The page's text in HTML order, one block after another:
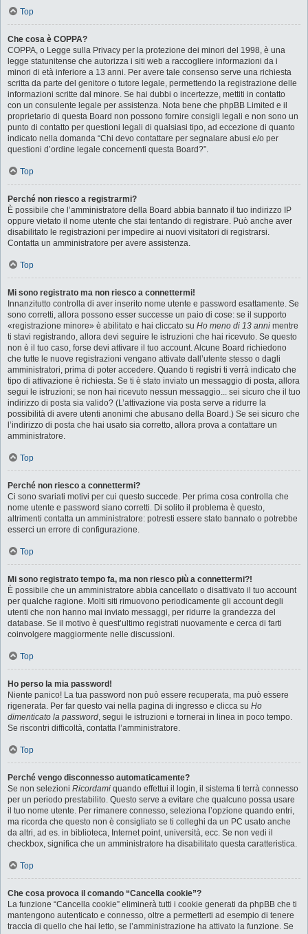
Top
Che cosa è COPPA?
COPPA, o Legge sulla Privacy per la protezione dei minori del 1998, è una
legge statunitense che autorizza i siti web a raccogliere informazioni da i
minori di età inferiore a 13 anni. Per avere tale consenso serve una richiesta
scritta da parte del genitore o tutore legale, permettendo la registrazione delle
informazioni scritte dal minore. Se hai dubbi o incertezze, mettiti in contatto
con un consulente legale per assistenza. Nota bene che phpBB Limited e il
proprietario di questa Board non possono fornire consigli legali e non sono un
punto di contatto per questioni legali di qualsiasi tipo, ad eccezione di quanto
indicato nella domanda “Chi devo contattare per segnalare abusi e/o per
questioni d’ordine legale concernenti questa Board?”.
Top
Perché non riesco a registrarmi?
È possibile che l’amministratore della Board abbia bannato il tuo indirizzo IP
oppure vietato il nome utente che stai tentando di registrare. Può anche aver
disabilitato le registrazioni per impedire ai nuovi visitatori di registrarsi.
Contatta un amministratore per avere assistenza.
Top
Mi sono registrato ma non riesco a connettermi!
Innanzitutto controlla di aver inserito nome utente e password esattamente. Se
sono corretti, allora possono esser successe un paio di cose: se il supporto
«registrazione minore» è abilitato e hai cliccato su Ho meno di 13 anni mentre
ti stavi registrando, allora devi seguire le istruzioni che hai ricevuto. Se questo
non è il tuo caso, forse devi attivare il tuo account. Alcune Board richiedono
che tutte le nuove registrazioni vengano attivate dall’utente stesso o dagli
amministratori, prima di poter accedere. Quando ti registri ti verrà indicato che
tipo di attivazione è richiesta. Se ti è stato inviato un messaggio di posta, allora
segui le istruzioni; se non hai ricevuto nessun messaggio... sei sicuro che il tuo
indirizzo di posta sia valido? (L’attivazione via posta serve a ridurre la
possibilità di avere utenti anonimi che abusano della Board.) Se sei sicuro che
l’indirizzo di posta che hai usato sia corretto, allora prova a contattare un
amministratore.
Top
Perché non riesco a connettermi?
Ci sono svariati motivi per cui questo succede. Per prima cosa controlla che
nome utente e password siano corretti. Di solito il problema è questo,
altrimenti contatta un amministratore: potresti essere stato bannato o potrebbe
esserci un errore di configurazione.
Top
Mi sono registrato tempo fa, ma non riesco più a connettermi?!
È possibile che un amministratore abbia cancellato o disattivato il tuo account
per qualche ragione. Molti siti rimuovono periodicamente gli account degli
utenti che non hanno mai inviato messaggi, per ridurre la grandezza del
database. Se il motivo è quest’ultimo registrati nuovamente e cerca di farti
coinvolgere maggiormente nelle discussioni.
Top
Ho perso la mia password!
Niente panico! La tua password non può essere recuperata, ma può essere
rigenerata. Per far questo vai nella pagina di ingresso e clicca su Ho
dimenticato la password, segui le istruzioni e tornerai in linea in poco tempo.
Se riscontri difficoltà, contatta l’amministratore.
Top
Perché vengo disconnesso automaticamente?
Se non selezioni Ricordami quando effettui il login, il sistema ti terrà connesso
per un periodo prestabilito. Questo serve a evitare che qualcuno possa usare
il tuo nome utente. Per rimanere connesso, seleziona l’opzione quando entri,
ma ricorda che questo non è consigliato se ti colleghi da un PC usato anche
da altri, ad es. in biblioteca, Internet point, università, ecc. Se non vedi il
checkbox, significa che un amministratore ha disabilitato questa caratteristica.
Top
Che cosa provoca il comando “Cancella cookie”?
La funzione “Cancella cookie” eliminerà tutti i cookie generati da phpBB che ti
mantengono autenticato e connesso, oltre a permetterti ad esempio di tenere
traccia di quello che hai letto, se l’amministrazione ha attivato la funzione. Se